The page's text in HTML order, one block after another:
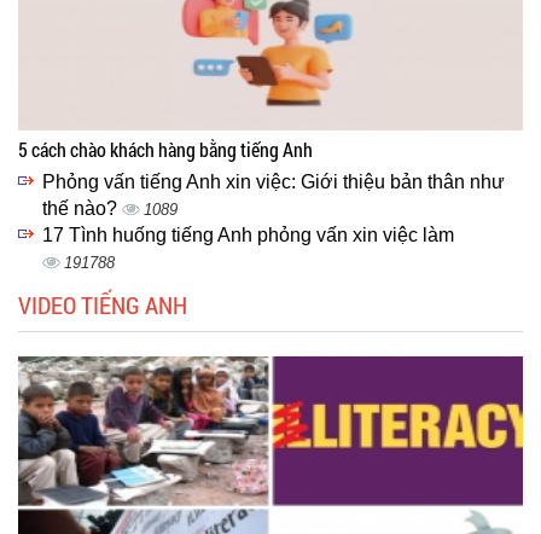
5 cách chào khách hàng bằng tiếng Anh
Phỏng vấn tiếng Anh xin việc: Giới thiệu bản thân như
thế nào?
1089
17 Tình huống tiếng Anh phỏng vấn xin việc làm
191788
VIDEO TIẾNG ANH